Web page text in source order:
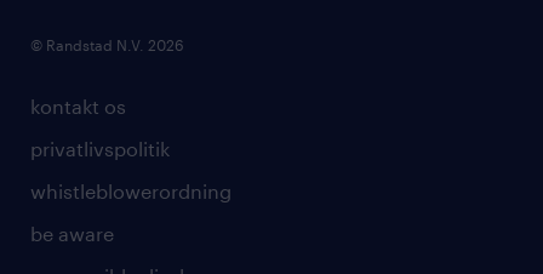
kontakt os
privatlivspolitik
whistleblowerordning
be aware
© Randstad N.V. 2026